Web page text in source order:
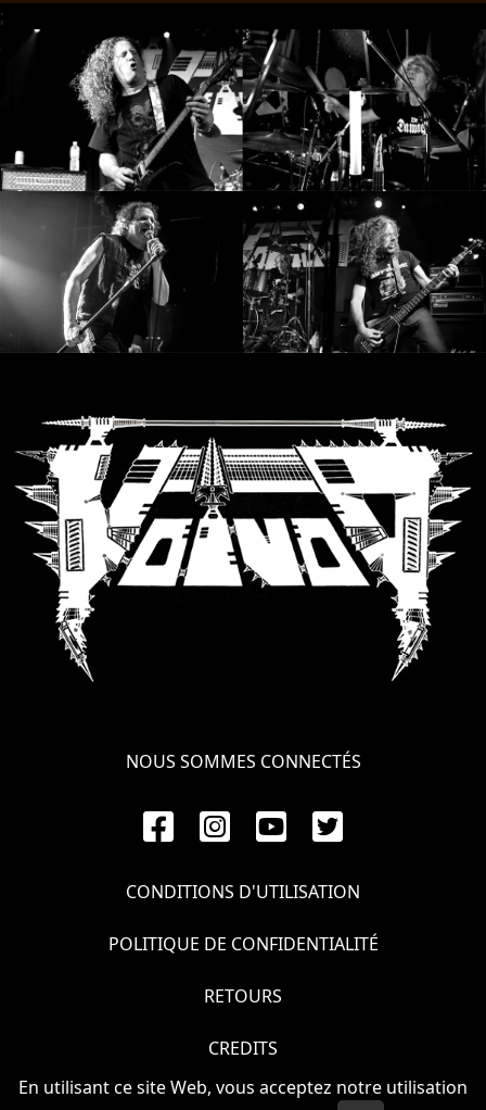
En utilisant ce site Web, vous acceptez notre utilisation
;
NOUS SOMMES CONNECTÉS
CONDITIONS D'UTILISATION
POLITIQUE DE CONFIDENTIALITÉ
RETOURS
CREDITS
© VOIVOD 2026